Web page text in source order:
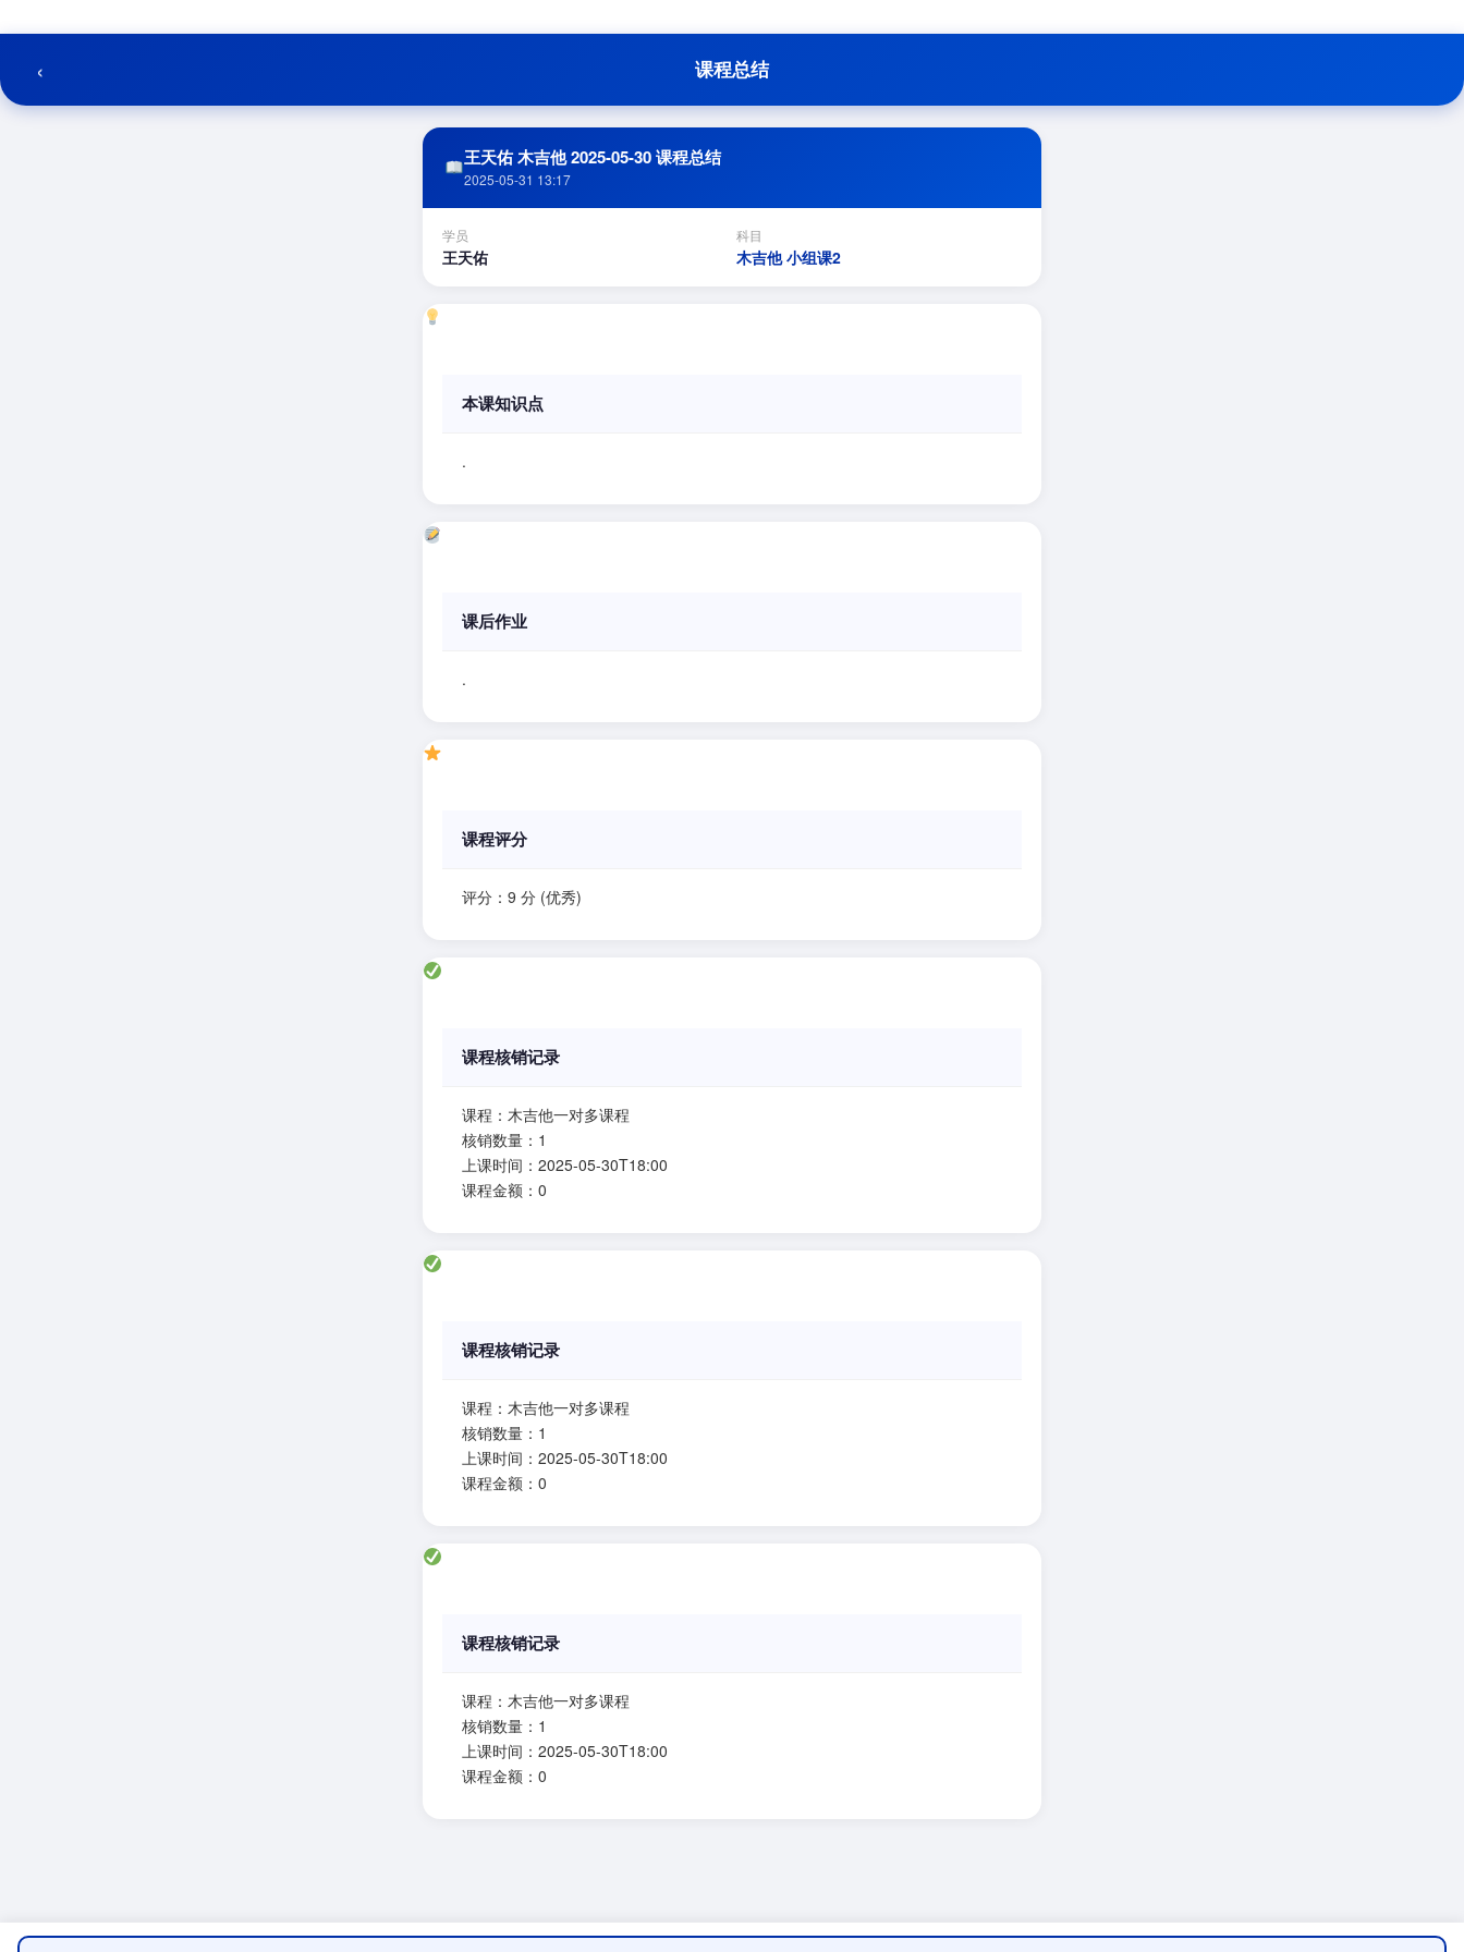
至
容
‹ 课程总结
王天佑 木吉他 2025-05-30 课程总结
2025-05-31 13:17
学员
王天佑
科目
木吉他 小组课2
本课知识点
.
课后作业
.
课程评分
评分：9 分 (优秀)
课程核销记录
课程：木吉他一对多课程
核销数量：1
上课时间：2025-05-30T18:00
课程金额：0
课程核销记录
课程：木吉他一对多课程
核销数量：1
上课时间：2025-05-30T18:00
课程金额：0
课程核销记录
课程：木吉他一对多课程
核销数量：1
上课时间：2025-05-30T18:00
课程金额：0